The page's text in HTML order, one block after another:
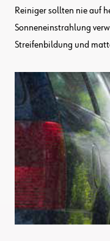
Reiniger sollten nie auf
Sonneneinstrahlung
Streifenbildung und